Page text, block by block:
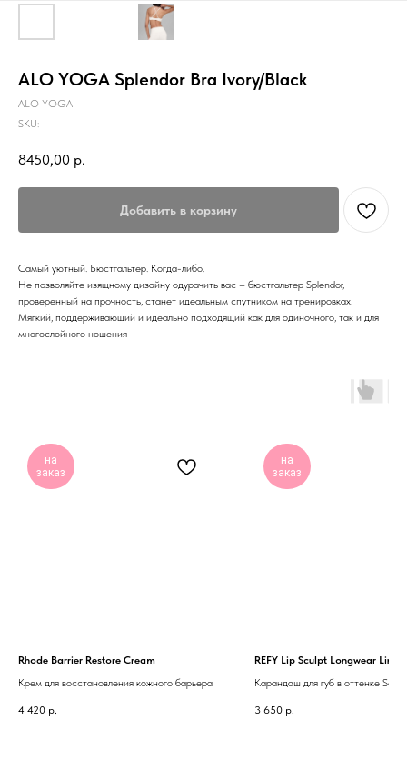
ALO YOGA Splendor Bra Ivory/Black
ALO YOGA
SKU:
8450,00 р.
Добавить в корзину
Самый уютный. Бюстгальтер. Когда-либо.
Не позволяйте изящному дизайну одурачить вас – бюстгальтер Splendor,
проверенный на прочность, станет идеальным спутником на тренировках.
Мягкий, поддерживающий и идеально подходящий как для одиночного, так и для
многослойного ношения
на
заказ
Rhode Barrier Restore Cream
Крем для восстановления кожного барьера
4 420 р.
на
заказ
REFY Lip Sculpt Longwear Liner
Карандаш для губ в оттенке
3 650 р.